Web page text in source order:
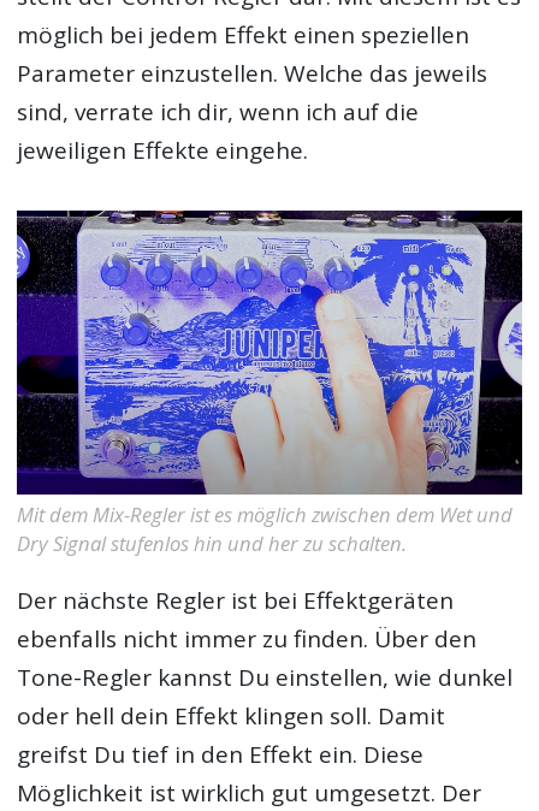
möglich bei jedem Effekt einen speziellen
Parameter einzustellen. Welche das jeweils
sind, verrate ich dir, wenn ich auf die
jeweiligen Effekte eingehe.
Mit dem Mix-Regler ist es möglich zwischen dem Wet und
Dry Signal stufenlos hin und her zu schalten.
Der nächste Regler ist bei Effektgeräten
ebenfalls nicht immer zu finden. Über den
Tone-Regler kannst Du einstellen, wie dunkel
oder hell dein Effekt klingen soll. Damit
greifst Du tief in den Effekt ein. Diese
Möglichkeit ist wirklich gut umgesetzt. Der